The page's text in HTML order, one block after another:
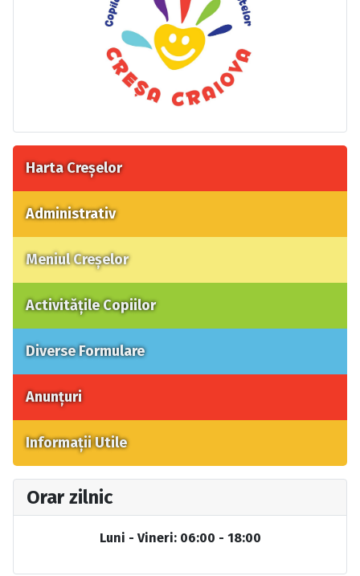
Harta Creșelor
Administrativ
Meniul Creșelor
Activitățile Copiilor
Diverse Formulare
Anunțuri
Informații Utile
Orar zilnic
Luni - Vineri: 06:00 - 18:00